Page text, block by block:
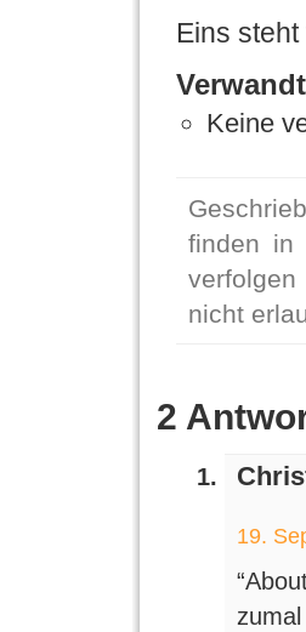
Eins
Keine
finden in
verfolgen
nicht
2
19.